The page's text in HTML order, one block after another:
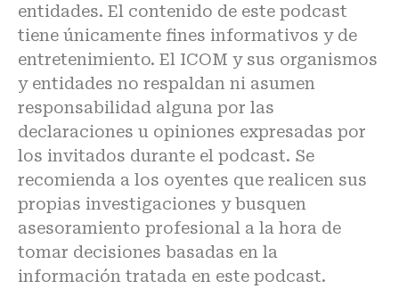
entidades. El contenido de este podcast
tiene únicamente fines informativos y de
entretenimiento. El ICOM y sus organismos
y entidades no respaldan ni asumen
responsabilidad alguna por las
declaraciones u opiniones expresadas por
los invitados durante el podcast. Se
recomienda a los oyentes que realicen sus
propias investigaciones y busquen
asesoramiento profesional a la hora de
tomar decisiones basadas en la
información tratada en este podcast.